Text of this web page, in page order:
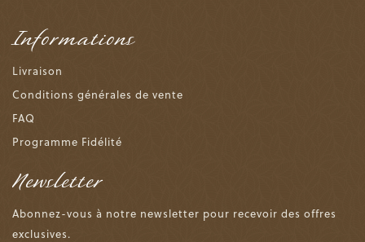
Informations
Livraison
Conditions générales de vente
FAQ
Programme Fidélité
Newsletter
Abonnez-vous à notre newsletter pour recevoir des offres
exclusives.